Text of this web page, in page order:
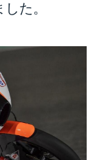
た。